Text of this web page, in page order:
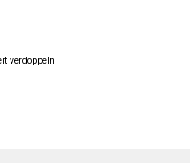
verdoppeln